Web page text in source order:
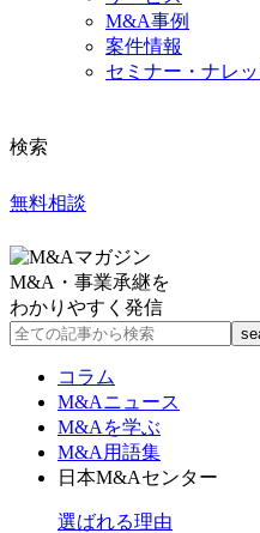
M&A事例
案件情報
セミナー・ナレ
検索
無料相談
M&A・事業承継を
わかりやすく発信
コラム
M&Aニュース
M&Aを学ぶ
M&A用語集
日本M&Aセンター
選ばれる理由